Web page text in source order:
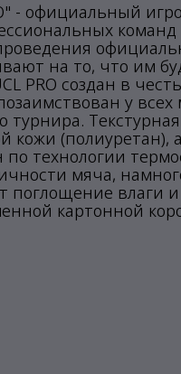
- официальный
проведения
на то, что им
PRO создан в
у
турнира.
кожи (полиуретан),
по технологии
мяча,
поглощение влаги
картонной